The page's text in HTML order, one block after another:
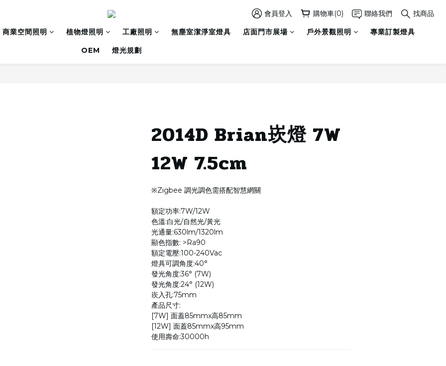
會員登入 購物車(0) 聯絡我們 找商品
商業空間照明 植物燈照明 工廠照明 無塵室潔淨室燈具 店面門市展場 戶外景觀照明 專業訂製燈具
OEM 燈光規劃
2014D Brian崁燈 7W
12W 7.5cm
※Zigbee 調光調色需搭配智慧網關
額定功率:7W/12W
色溫:白光/自然光/黃光
光通量:630lm/1320lm
顯色指數: >Ra90
額定電壓:100-240Vac
燈具可調角度:40°
發光角度:36° (7W)
發光角度:24° (12W)
崁入孔:75mm
產品尺寸:
[7W] 面蓋85mmx高85mm
[12W] 面蓋85mmx高95mm
使用壽命:30000h